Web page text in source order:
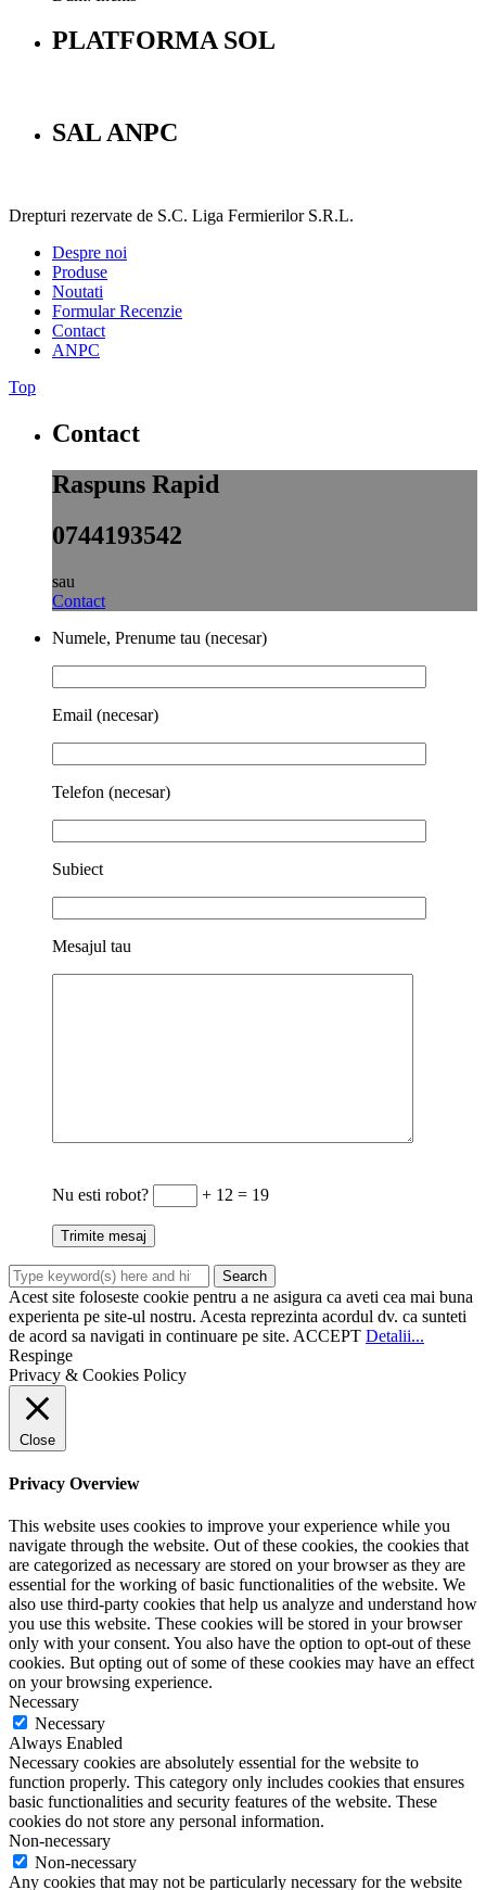
PLATFORMA SOL
SAL ANPC
Drepturi rezervate de S.C. Liga Fermierilor S.R.L.
Despre noi
Produse
Noutati
Formular Recenzie
Contact
ANPC
Top
Contact
Raspuns Rapid
0744193542
sau
Contact
Numele, Prenume tau (necesar)
Email (necesar)
Telefon (necesar)
Subiect
Mesajul tau
Nu esti robot? + 12 = 19
Acest site foloseste cookie pentru a ne asigura ca aveti cea mai buna
experienta pe site-ul nostru. Acesta reprezinta acordul dv. ca sunteti
de acord sa navigati in continuare pe site. ACCEPT Detalii...
Respinge
Privacy & Cookies Policy
Close
Privacy Overview
This website uses cookies to improve your experience while you
navigate through the website. Out of these cookies, the cookies that
are categorized as necessary are stored on your browser as they are
essential for the working of basic functionalities of the website. We
also use third-party cookies that help us analyze and understand how
you use this website. These cookies will be stored in your browser
only with your consent. You also have the option to opt-out of these
cookies. But opting out of some of these cookies may have an effect
on your browsing experience.
Necessary
Necessary
Always Enabled
Necessary cookies are absolutely essential for the website to
function properly. This category only includes cookies that ensures
basic functionalities and security features of the website. These
cookies do not store any personal information.
Non-necessary
Non-necessary
Any cookies that may not be particularly necessary for the website